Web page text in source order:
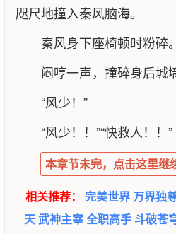
咫尺地撞入秦风脑海。
秦风身下座椅顿时粉碎。
闷哼一声，撞碎身后城
“风少！”
“风少！！”“快救人！！”
本章节未完，点击这里继
相关推荐： 完美世界 万界独
天武神主宰全职高手 斗破苍